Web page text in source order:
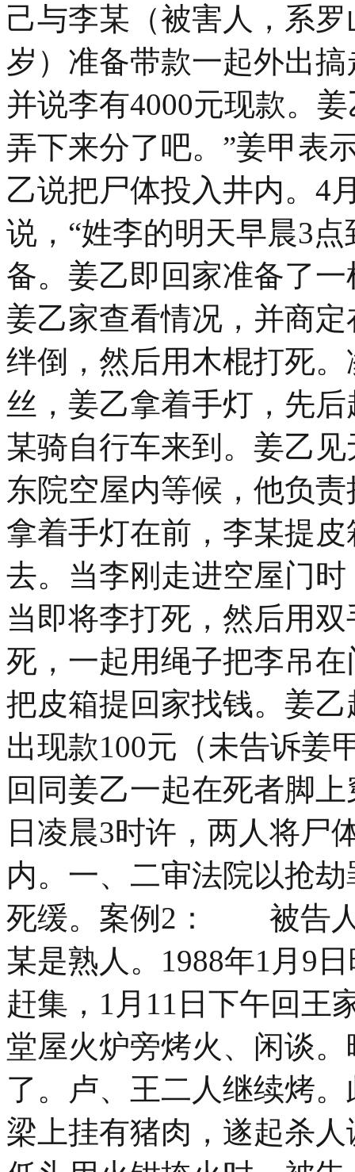
己与李某（被害人，系
岁）准备带款一起外出
并说李有4000元现款。
弄下来分了吧。”姜甲表
乙说把尸体投入井内。4
说，“姓李的明天早晨3
备。姜乙即回家准备了
姜乙家查看情况，并商
绊倒，然后用木棍打死
丝，姜乙拿着手灯，先
某骑自行车来到。姜乙
东院空屋内等候，他负
拿着手灯在前，李某提
去。当李刚走进空屋门
当即将李打死，然后用
死，一起用绳子把李吊
把皮箱提回家找钱。姜
出现款100元（未告诉姜
回同姜乙一起在死者脚
日凌晨3时许，两人将尸
内。一、二审法院以抢
死缓。案例2： 被告人
某是熟人。1988年1月9
赶集，1月11日下午回王
堂屋火炉旁烤火、闲谈
了。卢、王二人继续烤
梁上挂有猪肉，遂起杀